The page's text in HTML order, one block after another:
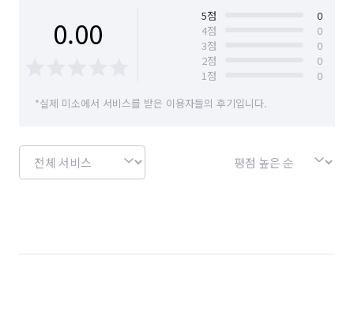
0.00 5점
0
4점
0
3점
0
2점
0
1점
0
*실제 미소에서 서비스를 받은 이용자들의 후기입니다.